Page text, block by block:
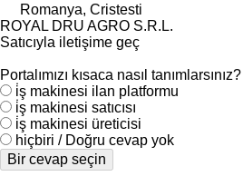
Romanya, Cristesti
ROYAL DRU AGRO S.R.L.
Satıcıyla iletişime geç
Portalımızı kısaca nasıl tanımlarsınız?
i̇ş makinesi ilan platformu
i̇ş makinesi satıcısı
i̇ş makinesi üreticisi
hiçbiri / Doğru cevap yok
Bir cevap seçin